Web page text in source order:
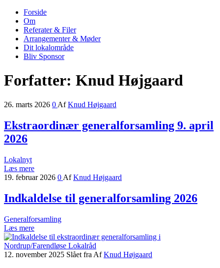
Nordrup Farendløse Lokalråd
Midt i naturen tæt på alt!
Forside
Om
Referater & Filer
Arrangementer & Møder
Dit lokalområde
Bliv Sponsor
Forfatter: Knud Højgaard
26. marts 2026 0 Af Knud Højgaard
Ekstraordinær generalforsamling 9. april
2026
Lokalnyt
Læs mere
19. februar 2026 0 Af Knud Højgaard
Indkaldelse til generalforsamling 2026
Generalforsamling
Læs mere
12. november 2025 Slået fra Af Knud Højgaard